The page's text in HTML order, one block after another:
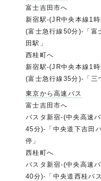
富士吉田市へ
新宿駅-(JR中央本線1
(富士急行線50分)-「富
田駅」
西桂町へ
新宿駅-(JR中央本線1
(富士急行線35分)-「三
東京から高速バス
富士吉田市へ
バスタ新宿-(中央高速
45分)-「中央道下吉田
停」
西桂町へ
バスタ新宿-(中央高速
40分)-「中央道西桂バス